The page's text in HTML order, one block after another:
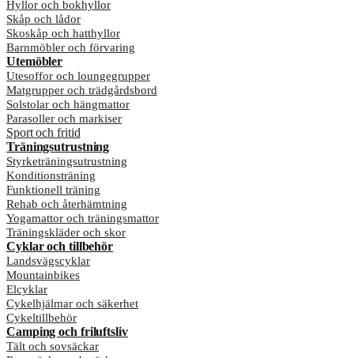
Hyllor och bokhyllor
Skåp och lådor
Skoskåp och hatthyllor
Barnmöbler och förvaring
Utemöbler
Utesoffor och loungegrupper
Matgrupper och trädgårdsbord
Solstolar och hängmattor
Parasoller och markiser
Sport och fritid
Träningsutrustning
Styrketräningsutrustning
Konditionsträning
Funktionell träning
Rehab och återhämtning
Yogamattor och träningsmattor
Träningskläder och skor
Cyklar och tillbehör
Landsvägscyklar
Mountainbikes
Elcyklar
Cykelhjälmar och säkerhet
Cykeltillbehör
Camping och friluftsliv
Tält och sovsäckar